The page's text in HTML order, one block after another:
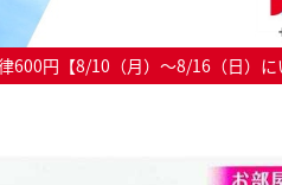
600円【8/10（月）～8/16（日）